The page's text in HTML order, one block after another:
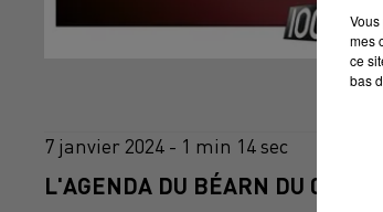
7 janvier 2024 - 1 min 14 sec
L'AGENDA DU BÉARN DU 07/01/
mes
ce
bas